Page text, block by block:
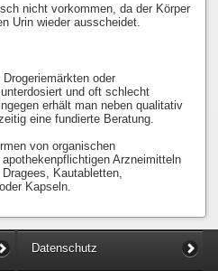
nicht vorkommen, da der Körper
Urin wieder ausscheidet.
oder
und oft schlecht
erhält man neben qualitativ
eine fundierte Beratung.
von organischen
Arzneimitteln
Kautabletten,
Kapseln.
Datenschutz